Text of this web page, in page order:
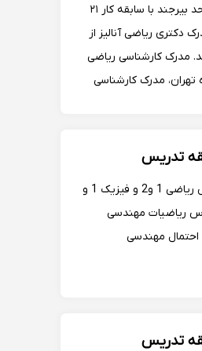
آزاد اسلامی واحد بیرجند با سابقه کار ۲۱
دکتری ریاضی آنالیز از
مدرک کارشناسی ریاضی
مدرک کارشناسی
تدریس
تدریس دروس ریاضی 1 و2 و فیزیک 1 و
ریاضیات مهندسی
مهندسی
تدریس